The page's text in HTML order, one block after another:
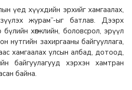
үед хүүхдийн эрхийг хамгаалах,
журам”-ыг батлав. Дээрх
хөгжлийн, боловсрол, эрүүл
нутгийн захиргааны байгууллага,
хамгаалах улсын албад, дотоод,
байгуулагууд хэрхэн хамтран
байна.